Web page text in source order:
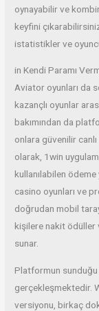
oynayabilir ve
keyfini
istatistikler ve
in Kendi Paramı
Aviator oyunları da
kazançlı oyunlar
bakımından da
onlara güvenilir
olarak, 1win
kullanılabilen
casino oyunları ve
doğrudan mobil
kişilere nakit ödüller
sunar.
Platformun sunduğu
gerçekleşmektedir.
versiyonu, birkaç